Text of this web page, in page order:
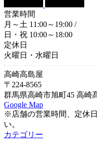
営業時間
月～土 11:00～19:00 /
日・祝 10:00～18:00
定休日
火曜日・水曜日
高崎高島屋
〒224-8565
群馬県高崎市旭町45 高崎
Google Map
※店舗の営業時間、定休
い。
カテゴリー